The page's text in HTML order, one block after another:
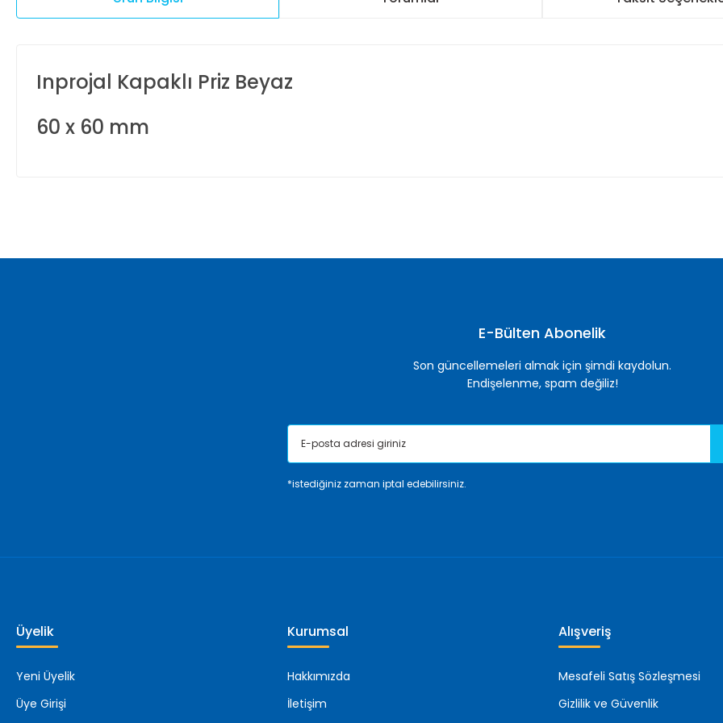
Inprojal Kapaklı Priz Beyaz
60 x 60 mm
E-Bülten Abonelik
Son güncellemeleri almak için şimdi kaydolun.
Endişelenme, spam değiliz!
*istediğiniz zaman iptal edebilirsiniz.
Üyelik
Yeni Üyelik
Üye Girişi
Kurumsal
Hakkımızda
İletişim
Alışveriş
Mesafeli Satış Sözleşmesi
Gizlilik ve Güvenlik